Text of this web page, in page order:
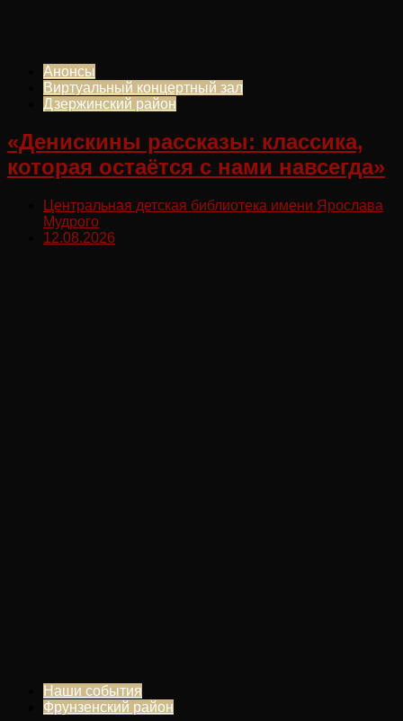
Анонсы
Виртуальный концертный зал
Дзержинский район
«Денискины рассказы: классика,
которая остаётся с нами навсегда»
Центральная детская библиотека имени Ярослава
Мудрого
12.08.2026
Наши события
Фрунзенский район